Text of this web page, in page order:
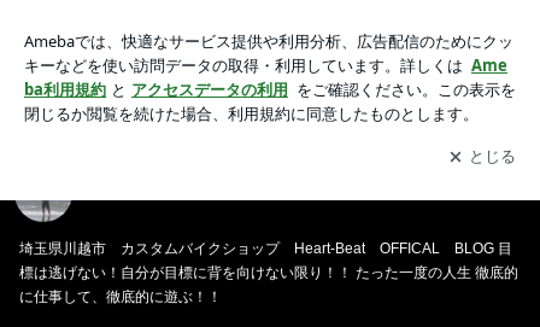
アプリをダウンロードして ブログの更新通知
を受け取りまし
ょう。
開く
埼玉県川越市 カスタムバイクショップ Heart-Beat OFFICAL BLOG 目
標は逃げない！自分が目標に背を向けない限り！！ たった一度の人生 徹底的
に仕事して、徹底的に遊ぶ！！